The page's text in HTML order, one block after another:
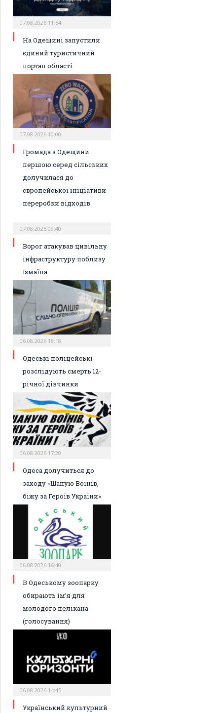
07.08.2026 11:54
На Одещині запустили
єдиний туристичний
портал області
07.08.2026 10:00
Громада з Одещини
першою серед сільських
долучилася до
європейської ініціативи
переробки відходів
07.08.2026 09:40
Ворог атакував цивільну
інфраструктуру поблизу
Ізмаїла
06.08.2026 18:18
Одеські поліцейські
розслідують смерть 12-
річної дівчинки
06.08.2026 17:20
Одеса долучиться до
заходу «Шаную Воїнів,
біжу за Героїв України»
06.08.2026 16:40
В Одеському зоопарку
обирають ім’я для
молодого пелікана
(голосування)
06.08.2026 14:45
Український культурний